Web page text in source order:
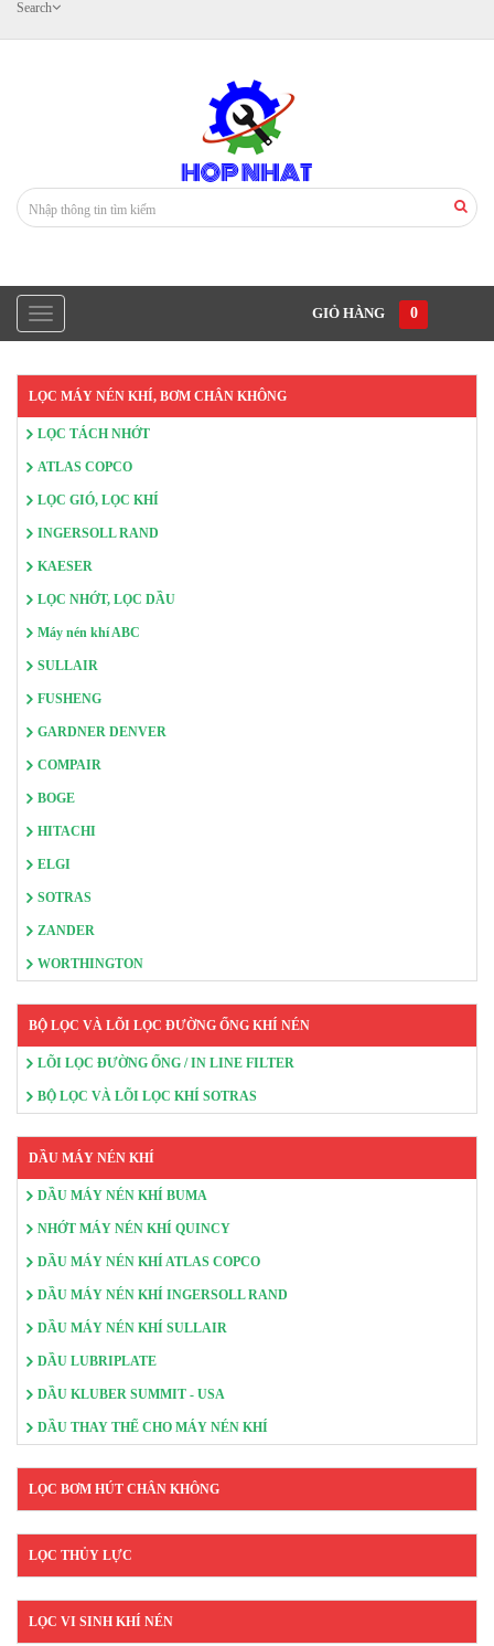
Search
GIỎ HÀNG 0
LỌC MÁY NÉN KHÍ, BƠM CHÂN KHÔNG
LỌC TÁCH NHỚT
ATLAS COPCO
LỌC GIÓ, LỌC KHÍ
INGERSOLL RAND
KAESER
LỌC NHỚT, LỌC DẦU
Máy nén khí ABC
SULLAIR
FUSHENG
GARDNER DENVER
COMPAIR
BOGE
HITACHI
ELGI
SOTRAS
ZANDER
WORTHINGTON
BỘ LỌC VÀ LÕI LỌC ĐƯỜNG ỐNG KHÍ NÉN
LÕI LỌC ĐƯỜNG ỐNG / IN LINE FILTER
BỘ LỌC VÀ LÕI LỌC KHÍ SOTRAS
DẦU MÁY NÉN KHÍ
DẦU MÁY NÉN KHÍ BUMA
NHỚT MÁY NÉN KHÍ QUINCY
DẦU MÁY NÉN KHÍ ATLAS COPCO
DẦU MÁY NÉN KHÍ INGERSOLL RAND
DẦU MÁY NÉN KHÍ SULLAIR
DẦU LUBRIPLATE
DẦU KLUBER SUMMIT - USA
DẦU THAY THẾ CHO MÁY NÉN KHÍ
LỌC BƠM HÚT CHÂN KHÔNG
LỌC THỦY LỰC
LỌC VI SINH KHÍ NÉN